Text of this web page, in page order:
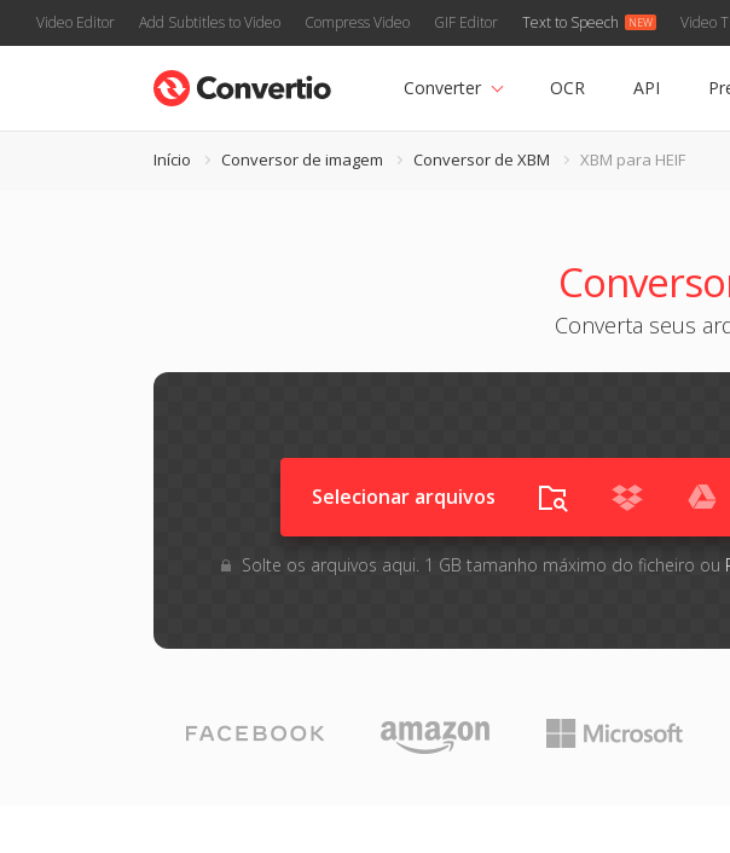
Video Editor Add Subtitles to Video Compress Video GIF Editor Text to Speech Video
Converter OCR API
Início Conversor de imagem Conversor de XBM XBM para HEIF
Converta seus
Selecionar arquivos
Solte os arquivos aqui. 1 GB tamanho máximo do ficheiro ou